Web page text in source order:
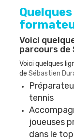
Voici
parcours de
Voici quelques
de Sébastien
tennis
joueuses
dans le top